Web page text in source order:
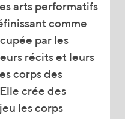
arts performatifs
comme
par les
récits et leurs
corps des
crée des
les corps